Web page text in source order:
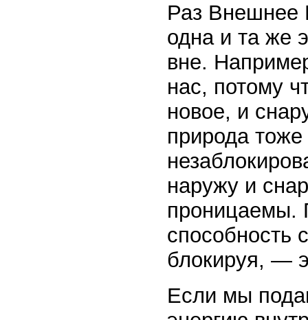
Раз Внешнее
одна и та же
вне.
нас, потому
новое, и
природа
наружу и
проницаемы.
способность
блокируя, —
Если мы